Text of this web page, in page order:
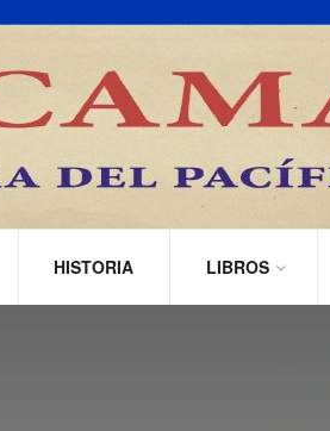
HISTORIA LIBROS